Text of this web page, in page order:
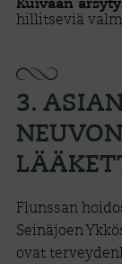
Kuivaan
hillitseviä
3.
Flunssan
Seinäjoen
ovat